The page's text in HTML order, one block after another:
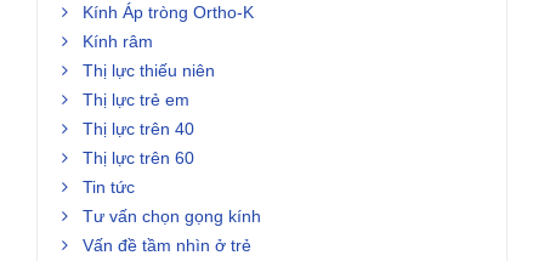
Kính Áp tròng Ortho-K
Kính râm
Thị lực thiếu niên
Thị lực trẻ em
Thị lực trên 40
Thị lực trên 60
Tin tức
Tư vấn chọn gọng kính
Vấn đề tầm nhìn ở trẻ